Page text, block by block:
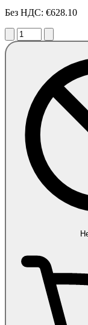
Без НДС: €628.10